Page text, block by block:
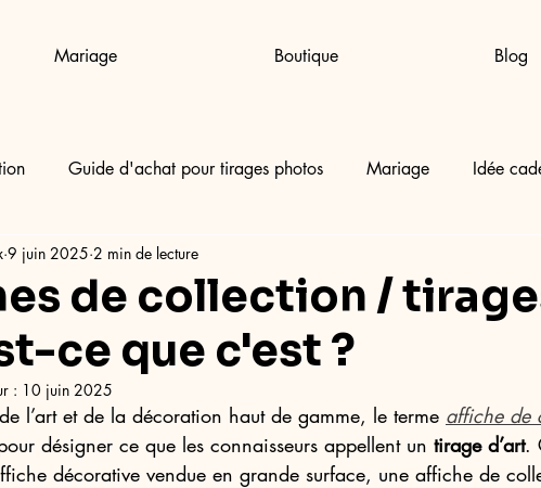
Mariage Boutique Blog
Guide d'achat pour tirages photos Mariage Idée
de collection /
ce que c'est ?
9 juin 2025 2 min de lecture
: 10 juin 2025
l’art et de la décoration haut de gamme, le terme affiche de
désigner ce que les connaisseurs appellent un tirage d’art.
décorative vendue en grande surface, une affiche de